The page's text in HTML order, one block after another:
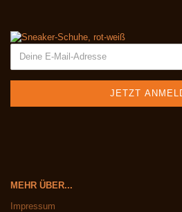
MEHR ÜBER...
Impressum